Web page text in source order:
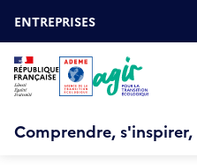
auOUVRIR
LE
MENU
ESPACE
ENTREPRISES
Comprendre, s'inspirer,